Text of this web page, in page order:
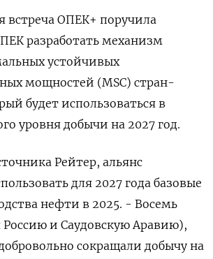
встреча ОПЕК+ поручила
разработать механизм
устойчивых
мощностей (MSC) стран-
будет использоваться в
уровня добычи на 2027 год.
Рейтер, альянс
для 2027 года базовые
нефти в 2025. - Восемь
Россию и Саудовскую Аравию),
сокращали добычу на